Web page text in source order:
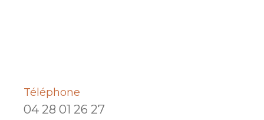
Téléphone
04 28 01 26 27